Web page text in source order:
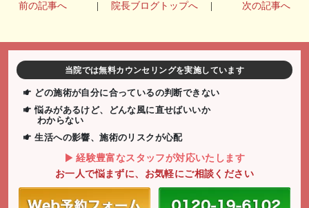
前の記事へ 院長ブログトップへ 次の記事へ
当院では無料カウンセリングを実施しています
どの施術が自分に合っているの判断できない
悩みがあるけど、どんな風に直せばいいか
わからない
生活への影響、施術のリスクが心配
経験豊富なスタッフが対応いたします
お一人で悩まずに、お気軽にご相談ください